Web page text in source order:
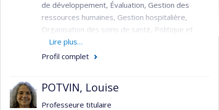
de développement, Évaluation, Gestion des
ressources humaines, Gestion hospitalière,
Organisation des soins de santé, Politique et
planification de la santé, Réhabilitation du
système de santé (post crise), Soins de santé
Lire plus…
Profil complet
POTVIN, Louise
Professeure titulaire